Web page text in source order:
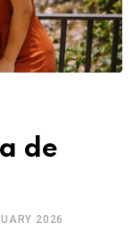
de
2026